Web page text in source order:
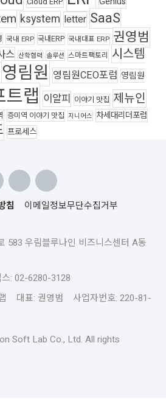
ksystem letter SaaS
국내 ERP 국내ERP 국내대표 ERP 권영범
스 산학협력 솔루션 스마트팩토리 시스템
영림원 영림원CEO포럼 영림원
트랩 이알피 이야기 맛집 제뉴인
증미역 이야기 맛집 지니어스 차세대리더포럼
프로세스
침
이메일정보무단수집거부
583 우림블루나인 비즈니스센터 A동
: 02-6280-3128
랩 대표: 권영범 사업자번호: 220-81-
Soft Lab Co., Ltd. All rights